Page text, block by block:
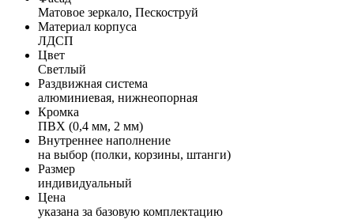
Матовое зеркало, Пескоструй
Материал корпуса
ЛДСП
Цвет
Светлый
Раздвижная система
алюминиевая, нижнеопорная
Кромка
ПВХ (0,4 мм, 2 мм)
Внутреннее наполнение
на выбор (полки, корзины, штанги)
Размер
индивидуальный
Цена
указана за базовую комплектацию